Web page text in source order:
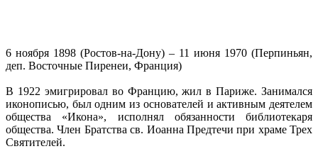
6 ноября 1898 (Ростов-на-Дону) – 11 июня 1970 (Перпиньян,
деп. Восточные Пиренеи, Франция)
В 1922 эмигрировал во Францию, жил в Париже. Занимался
иконописью, был одним из основателей и активным деятелем
общества «Икона», исполнял обязанности библиотекаря
общества. Член Братства св. Иоанна Предтечи при храме Трех
Святителей.